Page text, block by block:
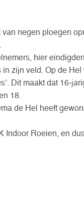
negen ploegen
hier
zijn veld. Op de
Dit maakt dat 16-
18.
de Hel heeft
Indoor Roeien, en